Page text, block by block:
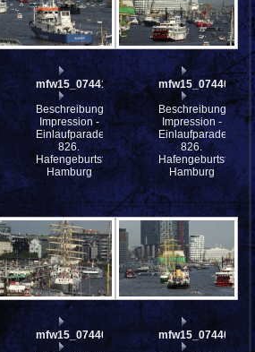
mfw15_074410
Beschreibung:
Impression -
Einlaufparade
826.
Hafengeburtstag
Hamburg
mfw15_074409
Beschreibung:
Impression -
Einlaufparade
826.
Hafengeburtstag
Hamburg
mfw15_074406
mfw15_074404